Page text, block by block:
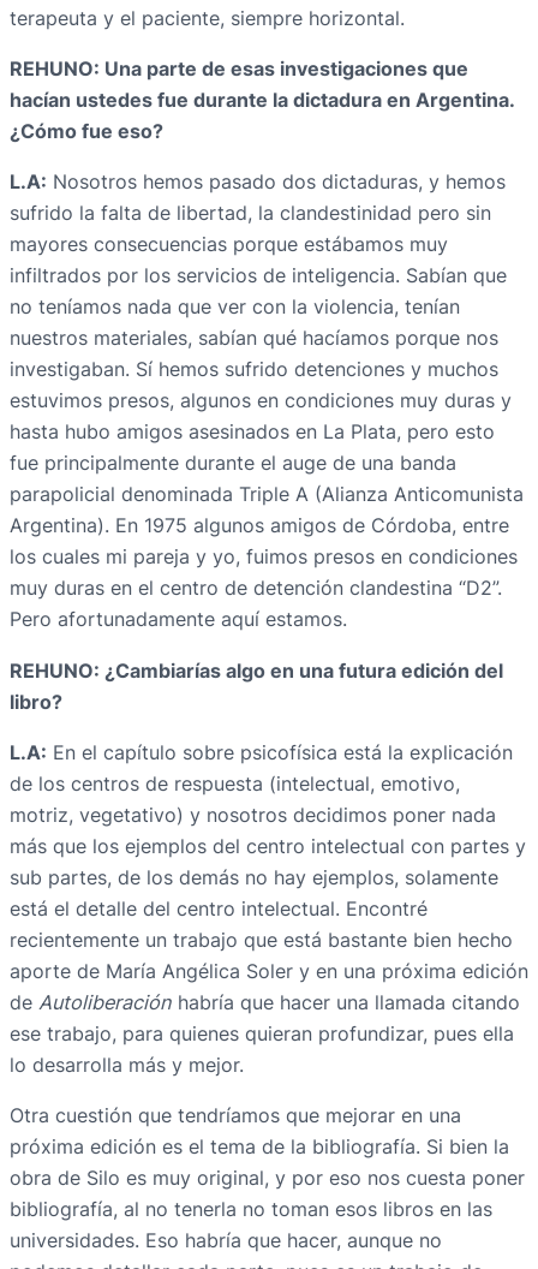
terapeuta y el paciente, siempre horizontal.
REHUNO: Una parte de esas investigaciones que
hacían ustedes fue durante la dictadura en Argentina.
¿Cómo fue eso?
L.A: Nosotros hemos pasado dos dictaduras, y hemos
sufrido la falta de libertad, la clandestinidad pero sin
mayores consecuencias porque estábamos muy
infiltrados por los servicios de inteligencia. Sabían que
no teníamos nada que ver con la violencia, tenían
nuestros materiales, sabían qué hacíamos porque nos
investigaban. Sí hemos sufrido detenciones y muchos
estuvimos presos, algunos en condiciones muy duras y
hasta hubo amigos asesinados en La Plata, pero esto
fue principalmente durante el auge de una banda
parapolicial denominada Triple A (Alianza Anticomunista
Argentina). En 1975 algunos amigos de Córdoba, entre
los cuales mi pareja y yo, fuimos presos en condiciones
muy duras en el centro de detención clandestina “D2”.
Pero afortunadamente aquí estamos.
REHUNO: ¿Cambiarías algo en una futura edición del
libro?
L.A: En el capítulo sobre psicofísica está la explicación
de los centros de respuesta (intelectual, emotivo,
motriz, vegetativo) y nosotros decidimos poner nada
más que los ejemplos del centro intelectual con partes y
sub partes, de los demás no hay ejemplos, solamente
está el detalle del centro intelectual. Encontré
recientemente un trabajo que está bastante bien hecho
aporte de María Angélica Soler y en una próxima edición
de Autoliberación habría que hacer una llamada citando
ese trabajo, para quienes quieran profundizar, pues ella
lo desarrolla más y mejor.
Otra cuestión que tendríamos que mejorar en una
próxima edición es el tema de la bibliografía. Si bien la
obra de Silo es muy original, y por eso nos cuesta poner
bibliografía, al no tenerla no toman esos libros en las
universidades. Eso habría que hacer, aunque no